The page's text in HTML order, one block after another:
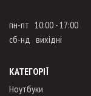
пн-пт 10:00 - 17:00
сб-нд вихідні
КАТЕГОРІЇ
Ноутбуки